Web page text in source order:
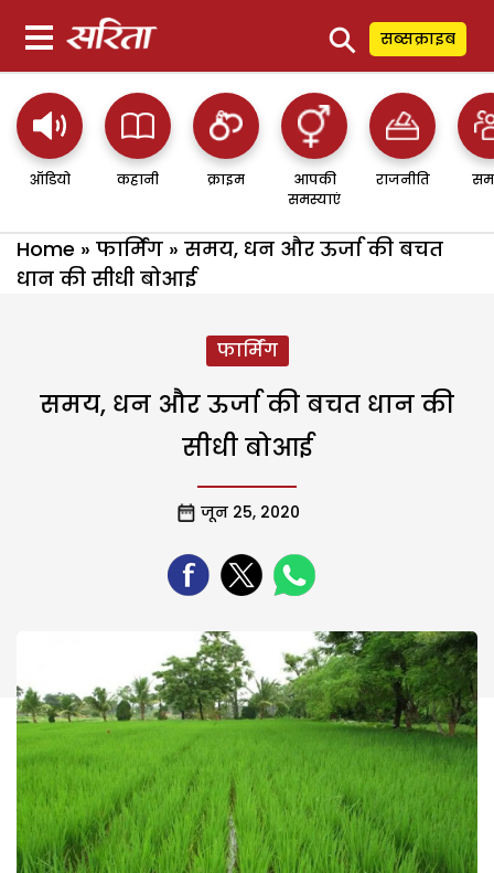
⚲ सब्सक्राइब
ऑडियो कहानी क्राइम
आपकी
समस्याएं
राजनीति
Home » फार्मिंग » समय, धन और ऊर्जा की बचत
धान की सीधी बोआई
फार्मिंग
समय, धन और ऊर्जा की बचत धान की
सीधी बोआई
जून 25, 2020